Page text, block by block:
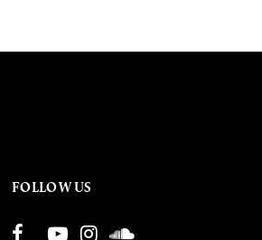
FOLLOW US